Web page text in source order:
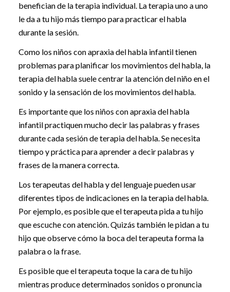
benefician de la terapia individual. La terapia uno a uno
le da a tu hijo más tiempo para practicar el habla
durante la sesión.
Como los niños con apraxia del habla infantil tienen
problemas para planificar los movimientos del habla, la
terapia del habla suele centrar la atención del niño en el
sonido y la sensación de los movimientos del habla.
Es importante que los niños con apraxia del habla
infantil practiquen mucho decir las palabras y frases
durante cada sesión de terapia del habla. Se necesita
tiempo y práctica para aprender a decir palabras y
frases de la manera correcta.
Los terapeutas del habla y del lenguaje pueden usar
diferentes tipos de indicaciones en la terapia del habla.
Por ejemplo, es posible que el terapeuta pida a tu hijo
que escuche con atención. Quizás también le pidan a tu
hijo que observe cómo la boca del terapeuta forma la
palabra o la frase.
Es posible que el terapeuta toque la cara de tu hijo
mientras produce determinados sonidos o pronuncia